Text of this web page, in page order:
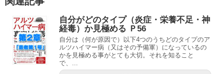
自分がどのタイプ（炎症・栄養不足・神
経毒）か見極める Ｐ56
自分は（何が原因で）以下4つのうちどのタイプのア
ルツハイマー病（又はその予備軍）になっているの
かを見極める事がとても大切。それを知ること
で、...